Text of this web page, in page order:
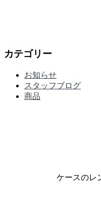
カテゴリー
お知らせ
スタッフブログ
商品
ケースのレ